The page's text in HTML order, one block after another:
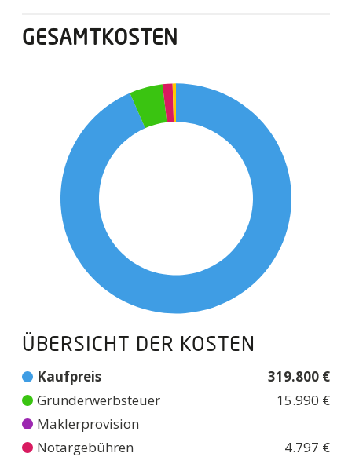
GESAMTKOSTEN
ÜBERSICHT DER KOSTEN
Kaufpreis
319.800 €
Grunderwerbsteuer
15.990 €
Maklerprovision
Notargebühren
4.797 €